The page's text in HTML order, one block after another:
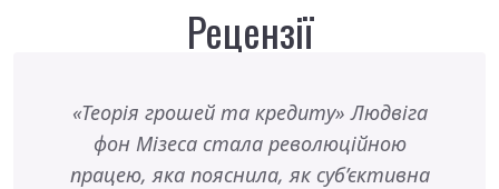
Рецензії
«Теорія грошей та кредиту» Людвіга
фон Мізеса стала революційною
працею, яка пояснила, як суб’єктивна